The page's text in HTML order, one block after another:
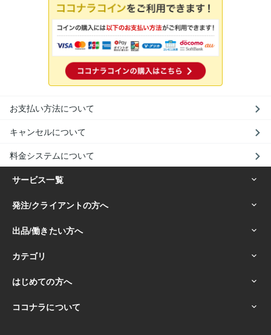
お支払い方法について
キャンセルについて
料金システムについて